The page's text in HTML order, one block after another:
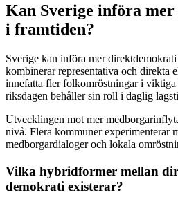
Kan Sverige införa
i framtiden?
Sverige kan införa mer
kombinerar representativa och direkta
innefatta fler folkomröstningar i
riksdagen behåller sin roll i daglig
Utvecklingen mot mer
nivå. Flera kommuner experimenterar
medborgardialoger och lokala
Vilka hybridformer mellan
demokrati existerar?